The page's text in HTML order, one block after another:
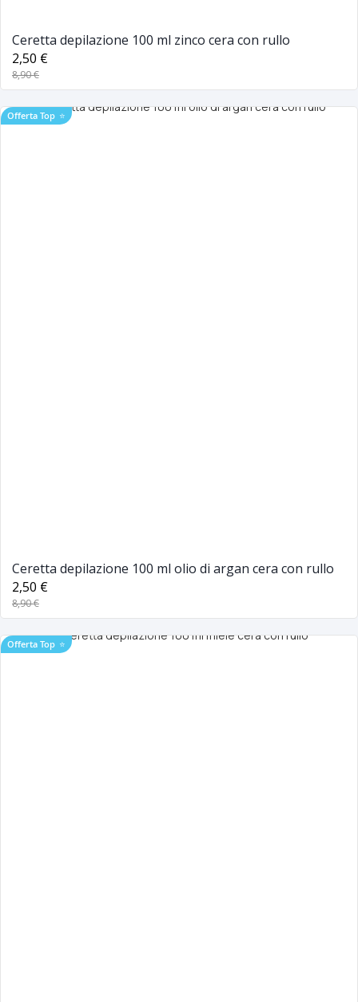
Ceretta depilazione 100 ml zinco cera con rullo
2,50 €
8,90 €
Offerta Top ⭐
Ceretta depilazione 100 ml olio di argan cera con rullo
2,50 €
8,90 €
Offerta Top ⭐